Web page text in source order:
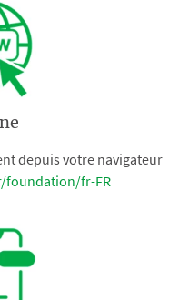
depuis votre navigateur
fr-FR